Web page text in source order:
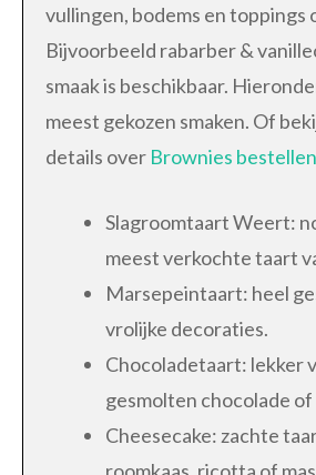
vullingen, bodems en toppings
Bijvoorbeeld rabarber &
smaak is beschikbaar.
meest gekozen smaken. Of
details over Brownies bestellen
Slagroomtaart Weert:
meest verkochte taart
Marsepeintaart: heel
vrolijke decoraties.
Chocoladetaart: lekker
gesmolten chocolade
Cheesecake: zachte